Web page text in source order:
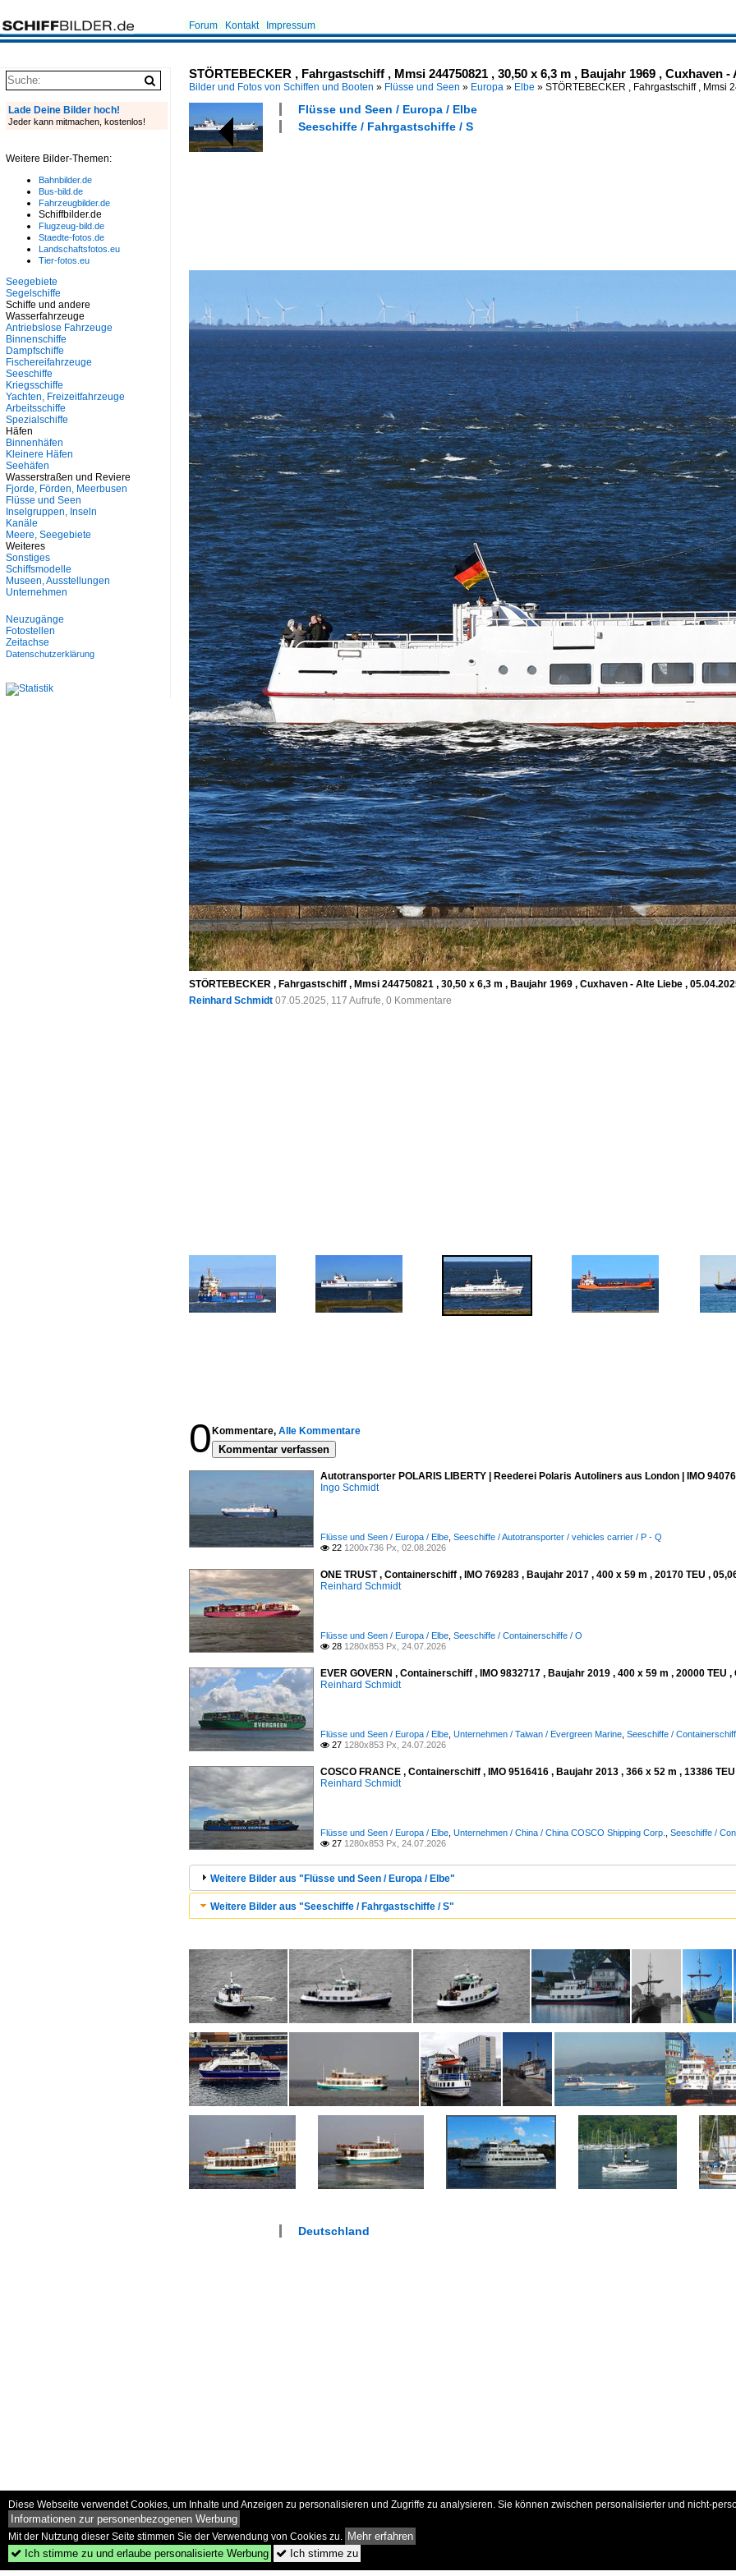
Forum Kontakt Impressum
STÖRTEBECKER , Fahrgastschiff , Mmsi 244750821 , 30,50 x 6,3 m , Baujahr 1969 , Cuxhaven -
Bilder und Fotos von Schiffen und Booten » Flüsse und Seen » Europa » Elbe » STÖRTEBECKER , Fahrgastschiff , Mmsi
Flüsse und Seen / Europa / Elbe
Seeschiffe / Fahrgastschiffe / S
STÖRTEBECKER , Fahrgastschiff , Mmsi 244750821 , 30,50 x 6,3 m , Baujahr 1969 , Cuxhaven - Alte Liebe ,
Reinhard Schmidt 07.05.2025, 117 Aufrufe, 0 Kommentare
0 Kommentare, Alle Kommentare
Kommentar verfassen
Autotransporter POLARIS LIBERTY | Reederei Polaris Autoliners aus London | IMO
Ingo Schmidt
Flüsse und Seen / Europa / Elbe Seeschiffe / Autotransporter / vehicles carrier / P - Q
 22 1200x736 Px, 02.08.2026
ONE TRUST , Containerschiff , IMO 769283 , Baujahr 2017 , 400 x 59 m , 20170 TEU ,
Reinhard Schmidt
Flüsse und Seen / Europa / Elbe Seeschiffe / Containerschiffe / O
 28 1280x853 Px, 24.07.2026
EVER GOVERN , Containerschiff , IMO 9832717 , Baujahr 2019 , 400 x 59 m , 20000 TEU
Reinhard Schmidt
Flüsse und Seen / Europa / Elbe Unternehmen / Taiwan / Evergreen Marine Seeschiffe /
 27 1280x853 Px, 24.07.2026
COSCO FRANCE , Containerschiff , IMO 9516416 , Baujahr 2013 , 366 x 52 m , 13386
Reinhard Schmidt
Flüsse und Seen / Europa / Elbe Unternehmen / China / China COSCO Shipping Corp. Seeschiffe /
 27 1280x853 Px, 24.07.2026
Weitere Bilder aus "Flüsse und Seen / Europa / Elbe"
Weitere Bilder aus "Seeschiffe / Fahrgastschiffe / S"
Deutschland
Lade Deine Bilder hoch!
Jeder kann mitmachen, kostenlos!
Weitere Bilder-Themen:
Bahnbilder.de
Bus-bild.de
Fahrzeugbilder.de
Schiffbilder.de
Flugzeug-bild.de
Staedte-fotos.de
Landschaftsfotos.eu
Tier-fotos.eu
Seegebiete
Segelschiffe
Schiffe und andere
Wasserfahrzeuge
Antriebslose Fahrzeuge
Binnenschiffe
Dampfschiffe
Fischereifahrzeuge
Seeschiffe
Kriegsschiffe
Yachten, Freizeitfahrzeuge
Arbeitsschiffe
Spezialschiffe
Häfen
Binnenhäfen
Kleinere Häfen
Seehäfen
Wasserstraßen und Reviere
Fjorde, Förden, Meerbusen
Flüsse und Seen
Inselgruppen, Inseln
Kanäle
Meere, Seegebiete
Weiteres
Sonstiges
Schiffsmodelle
Museen, Ausstellungen
Unternehmen
Neuzugänge
Fotostellen
Zeitachse
Datenschutzerklärung
Diese Webseite verwendet Cookies, um Inhalte und Anzeigen zu personalisieren und Zugriffe zu analysieren. Sie können zwischen personalisierter und nicht-
Informationen zur personenbezogenen Werbung
Mit der Nutzung dieser Seite stimmen Sie der Verwendung von Cookies zu. Mehr erfahren
 Ich stimme zu und erlaube personalisierte Werbung  Ich stimme zu